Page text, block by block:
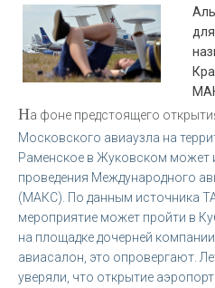
На фоне предстоящего
Московского авиаузла на
Раменское в Жуковском может
проведения Международного
(МАКС). По данным источника
мероприятие может пройти в
на площадке дочерней
авиасалон, это опровергают.
уверяли, что открытие